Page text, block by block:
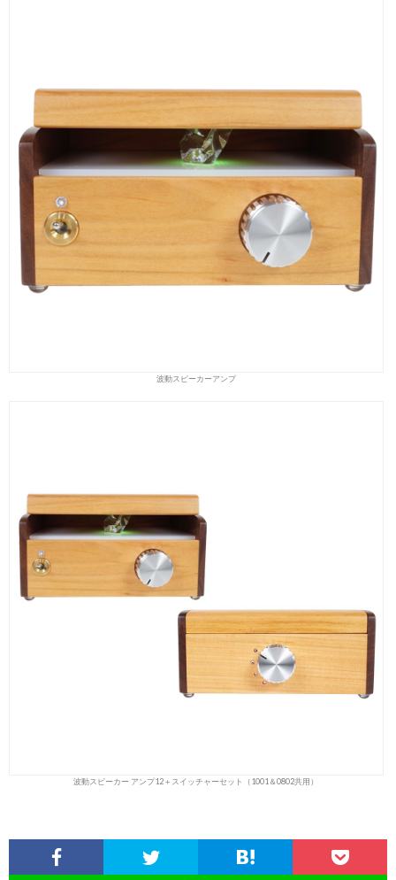
波動スピーカーアンプ
波動スピーカー アンプ12＋スイッチャーセット（1001＆0802共用）